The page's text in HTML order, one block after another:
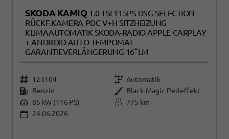
SKODA KAMIQ 1.0 TSI 115PS DSG SELECTION
RÜCKF.KAMERA PDC V+H SITZHEIZUNG
KLIMAAUTOMATIK SKODA-RADIO APPLE CARPLAY
+ ANDROID AUTO TEMPOMAT
GARANTIEVERLÄNGERUNG 16"LM
123104
Automatik
Benzin
Black-Magic Perleffekt
85 kW (116 PS)
775 km
24.06.2026